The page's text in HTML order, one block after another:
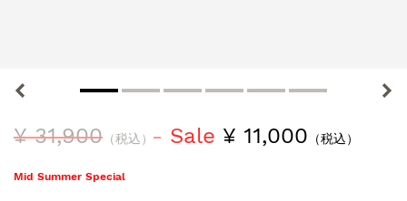
¥ 31,900 （税込） Sale ¥ 11,000 （税込）
Mid Summer Special